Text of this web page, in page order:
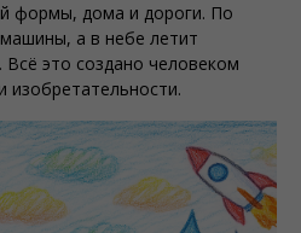
формы, дома и дороги. По
а в небе летит
это создано человеком
изобретательности.